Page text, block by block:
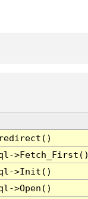
>Init()
>Open()